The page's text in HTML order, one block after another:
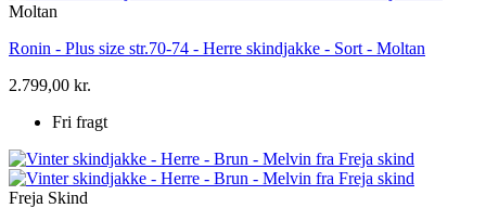
Moltan
Ronin - Plus size str.70-74 - Herre skindjakke - Sort - Moltan
2.799,00 kr.
Fri fragt
Freja Skind